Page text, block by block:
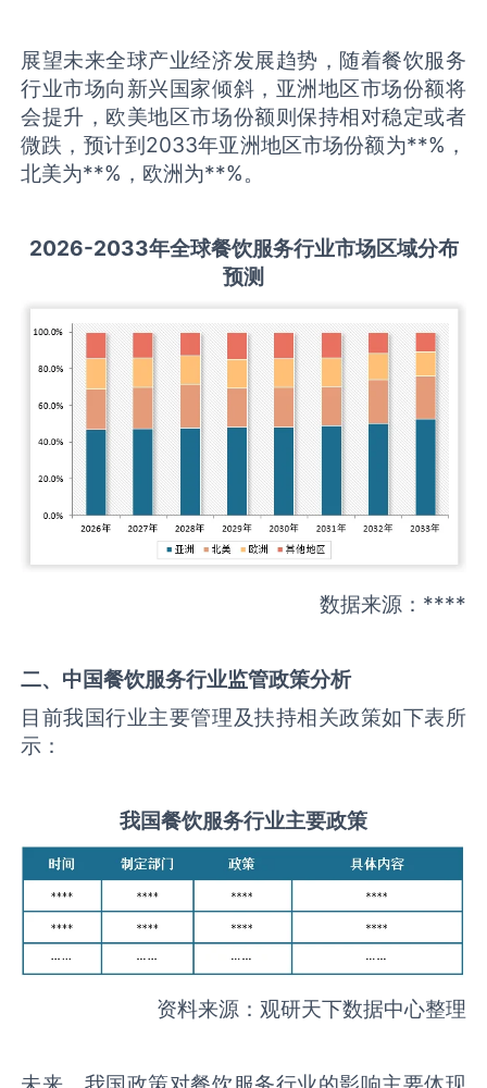
展望未来全球产业经济发展趋势，随着餐饮服务
行业市场向新兴国家倾斜，亚洲地区市场份额将
会提升，欧美地区市场份额则保持相对稳定或者
微跌，预计到2033年亚洲地区市场份额为**%，
北美为**%，欧洲为**%。
2026-2033年全球餐饮服务行业市场区域分布
预测
数据来源：****
二、中国餐饮服务行业监管政策分析
目前我国行业主要管理及扶持相关政策如下表所
示：
我国餐饮服务行业主要政策
资料来源：观研天下数据中心整理